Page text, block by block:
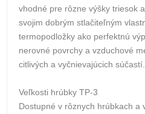
vhodné pre rôzne výšky triesok
svojim dobrým stlačiteľným
termopodložky ako perfektnú
nerovné povrchy a vzduchové
citlivých a vyčnievajúcich súčastí.
Veľkosti hrúbky TP-3
Dostupné v rôznych hrúbkach a